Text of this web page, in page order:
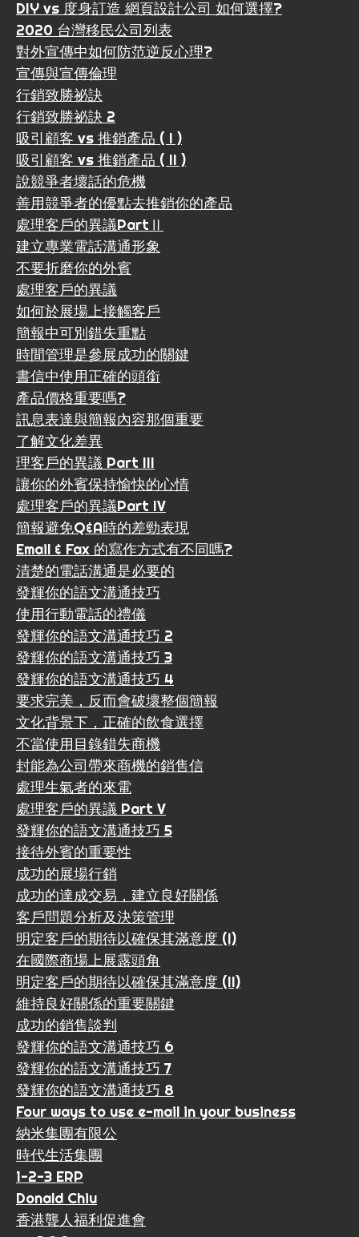
DIY vs 度身訂造 網頁設計公司 如何選擇?
2020 台灣移民公司列表
對外宣傳中如何防范逆反心理?
宣傳與宣傳倫理
行銷致勝祕訣
行銷致勝祕訣 2
吸引顧客 vs 推銷產品 ( I )
吸引顧客 vs 推銷產品 ( II )
說競爭者壞話的危機
善用競爭者的優點去推銷你的產品
處理客戶的異議PartⅡ
建立專業電話溝通形象
不要折磨你的外賓
處理客戶的異議
如何於展場上接觸客戶
簡報中可別錯失重點
時間管理是參展成功的關鍵
書信中使用正確的頭銜
產品價格重要嗎?
訊息表達與簡報內容那個重要
了解文化差異
理客戶的異議 Part III
讓你的外賓保持愉快的心情
處理客戶的異議Part IV
簡報避免Q&A時的差勁表現
Email & Fax 的寫作方式有不同嗎?
清楚的電話溝通是必要的
發輝你的語文溝通技巧
使用行動電話的禮儀
發輝你的語文溝通技巧 2
發輝你的語文溝通技巧 3
發輝你的語文溝通技巧 4
要求完美，反而會破壞整個簡報
文化背景下，正確的飲食選擇
不當使用目錄錯失商機
封能為公司帶來商機的銷售信
處理生氣者的來電
處理客戶的異議 Part V
發輝你的語文溝通技巧 5
接待外賓的重要性
成功的展場行銷
成功的達成交易，建立良好關係
客戶問題分析及決策管理
明定客戶的期待以確保其滿意度 (I)
在國際商場上展露頭角
明定客戶的期待以確保其滿意度 (II)
維持良好關係的重要關鍵
成功的銷售談判
發輝你的語文溝通技巧 6
發輝你的語文溝通技巧 7
發輝你的語文溝通技巧 8
Four ways to use e-mail in your business
納米集團有限公
時代生活集團
1-2-3 ERP
Donald Chiu
香港聾人福利促進會